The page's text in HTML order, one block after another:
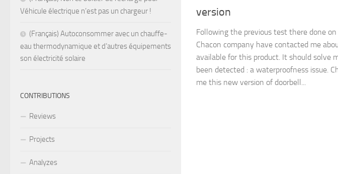
version
Following the previous test there done
Chacon company have contacted me
available for this product. It should solve
been detected : a waterproofness issue.
me this new version of doorbell...
Véhicule électrique n’est pas un chargeur !
(Français) Autoconsommer avec un chauffe-
eau thermodynamique et d’autres équipements
son électricité solaire
CONTRIBUTIONS
Reviews
Projects
Analyzes